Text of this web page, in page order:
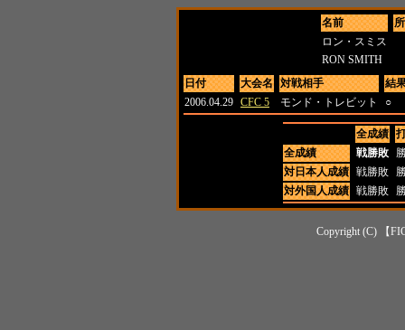
名前
ロン・スミス
RON SMITH
日付
大会名 対戦相手
結
2006.04.29 CFC 5 モンド・トレビット ○
全成績
全成績
戦勝敗
対日本人成績
戦勝敗
対外国人成績
戦勝敗
Copyright (C) 【